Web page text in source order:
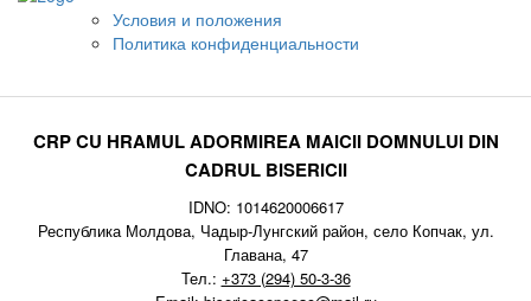
Условия и положения
Политика конфиденциальности
CRP CU HRAMUL ADORMIREA MAICII DOMNULUI DIN
CADRUL BISERICII
IDNO: 1014620006617
Республика Молдова, Чадыр-Лунгский район, село Копчак, ул.
Главана, 47
Тел.: +373 (294) 50-3-36